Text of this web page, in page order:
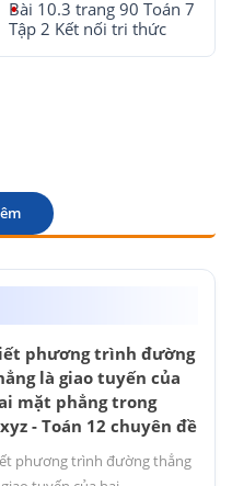
Bài 10.3 trang 90 Toán 7
Tập 2 Kết nối tri thức
phương trình đường
là giao tuyến của
mặt phẳng trong
- Toán 12 chuyên đề
phương trình đường thẳng